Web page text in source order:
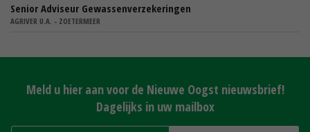
Senior Adviseur Gewassenverzekeringen
AGRIVER U.A. - ZOETERMEER
Meld u hier aan voor de Nieuwe Oogst nieuwsbrief!
Dagelijks in uw mailbox